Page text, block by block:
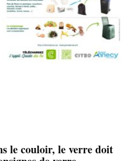
le couloir, le verre doit